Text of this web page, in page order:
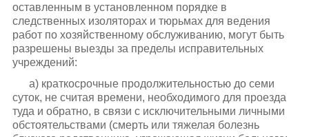
оставленным в установленном порядке в
следственных изоляторах и тюрьмах для ведения
работ по хозяйственному обслуживанию, могут быть
разрешены выезды за пределы исправительных
учреждений:
а) краткосрочные продолжительностью до семи
суток, не считая времени, необходимого для проезда
туда и обратно, в связи с исключительными личными
обстоятельствами (смерть или тяжелая болезнь